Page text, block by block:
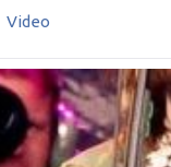
Video